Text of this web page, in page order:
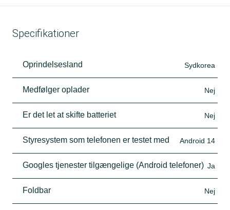
Specifikationer
Oprindelsesland Sydkorea
Medfølger oplader Nej
Er det let at skifte batteriet Nej
Styresystem som telefonen er testet med Android 14
Googles tjenester tilgængelige (Android telefoner) Ja
Foldbar Nej